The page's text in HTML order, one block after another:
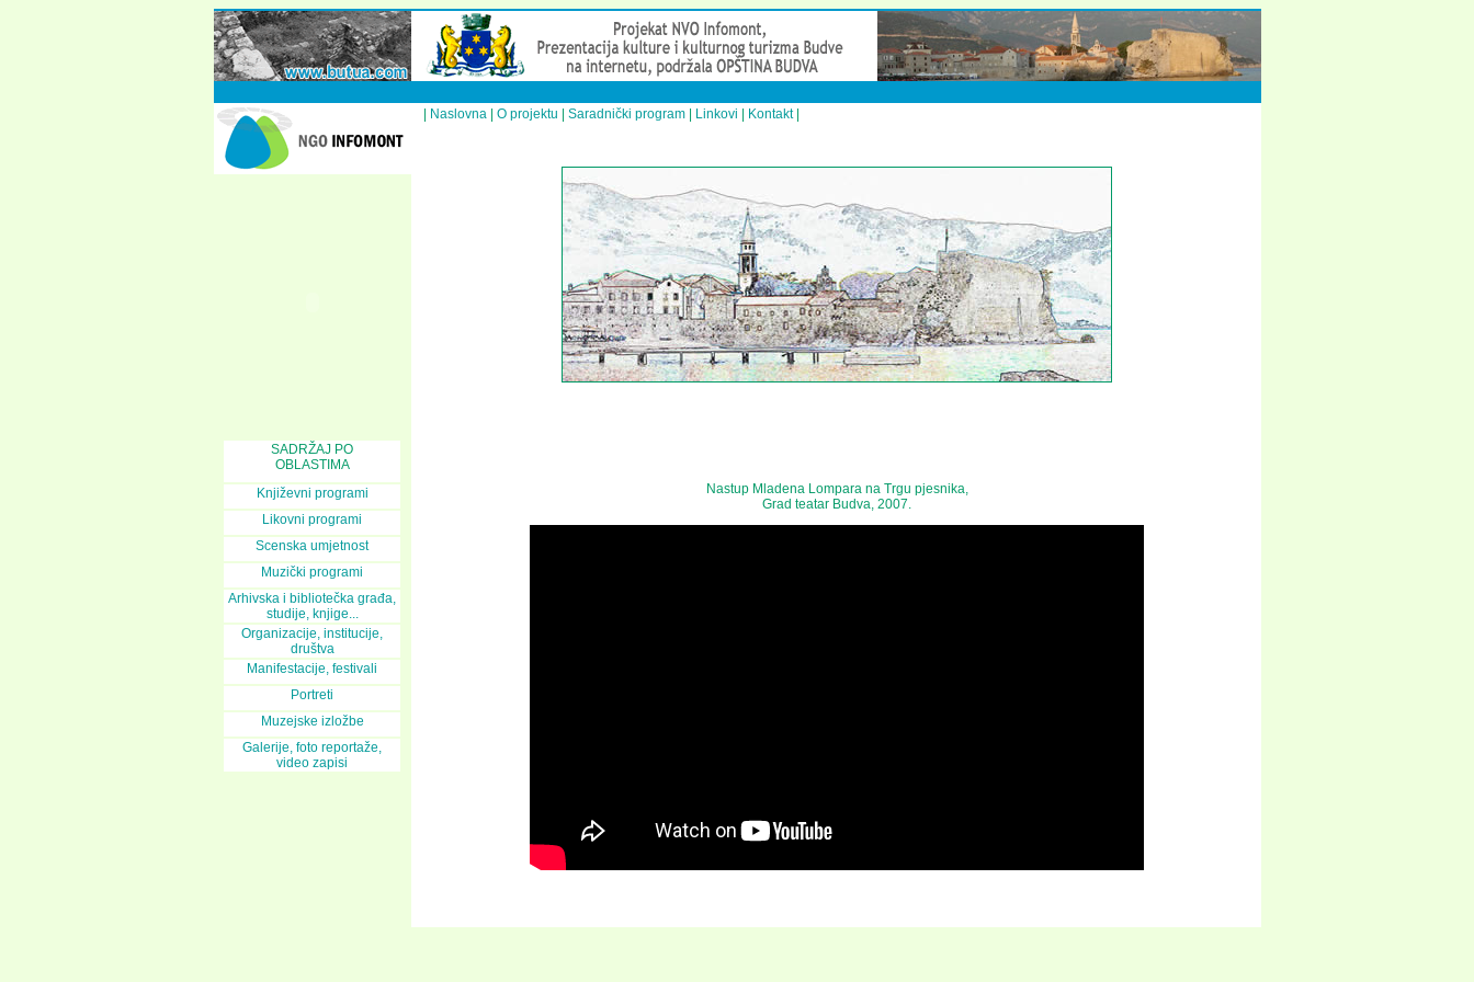
SADRŽAJ PO
OBLASTIMA
Književni programi
Likovni programi
Scenska umjetnost
Muzički programi
Arhivska i bibliotečka građa,
studije, knjige...
Organizacije, institucije,
društva
Manifestacije, festivali
Portreti
Muzejske izložbe
Galerije, foto reportaže,
video zapisi
Naslovna| O projektu Saradnički program| Linkovi Kontakt|
Nastup Mladena Lompara na Trgu pjesnika,
Grad teatar Budva, 2007.